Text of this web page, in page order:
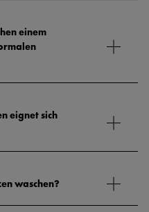
einem
eignet sich
waschen?